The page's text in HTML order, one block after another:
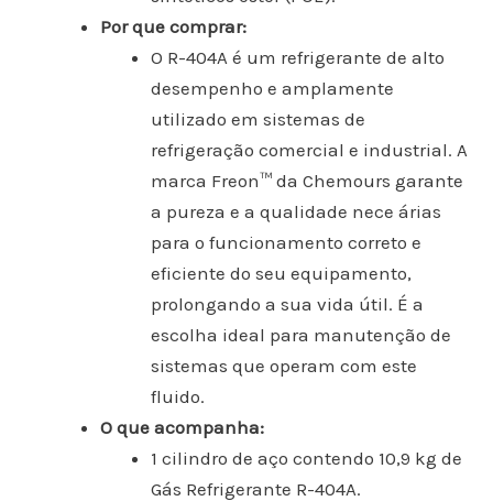
Por que comprar:
O R-404A é um refrigerante de alto
desempenho e amplamente
utilizado em sistemas de
refrigeração comercial e industrial. A
marca Freon™ da Chemours garante
a pureza e a qualidade nece árias
para o funcionamento correto e
eficiente do seu equipamento,
prolongando a sua vida útil. É a
escolha ideal para manutenção de
sistemas que operam com este
fluido.
O que acompanha:
1 cilindro de aço contendo 10,9 kg de
Gás Refrigerante R-404A.